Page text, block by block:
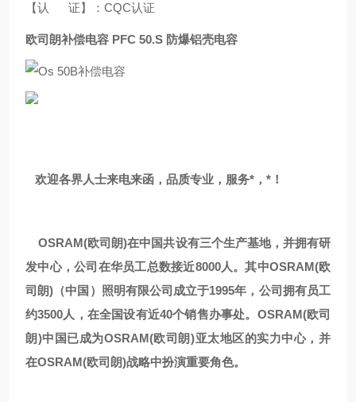
【认 证】：CQC认证
欧司朗补偿电容 PFC 50.S 防爆铝壳电容
欢迎各界人士来电来函，品质专业，服务*，*！
OSRAM(欧司朗)在中国共设有三个生产基地，并拥有研
发中心，公司在华员工总数接近8000人。其中OSRAM(欧
司朗)（中国）照明有限公司成立于1995年，公司拥有员工
约3500人，在全国设有近40个销售办事处。OSRAM(欧司
朗)中国已成为OSRAM(欧司朗)亚太地区的实力中心，并
在OSRAM(欧司朗)战略中扮演重要角色。